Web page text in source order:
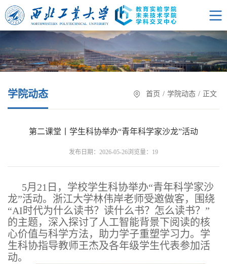
学院动态 首页 / 学院动态 / 正文
第二课堂丨学生科协举办“青年科学家沙龙”活动
发布日期：2026-05-26浏览量： 19
5月21日，学校学生科协举办“青年科学家沙
龙”活动。浙江大学林伟岸老师受邀做客，围绕
“AI时代为什么读书？读什么书？怎么读书？”
的主题，深入探讨了人工智能背景下阅读的核
心价值与科学方法，助力学子重塑学习力。学
生科协指导教师王杰及各年级学生代表参加活
动。